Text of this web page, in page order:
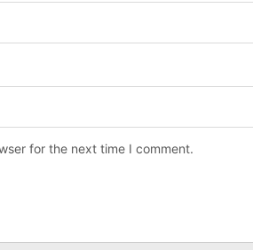
for the next time I comment.